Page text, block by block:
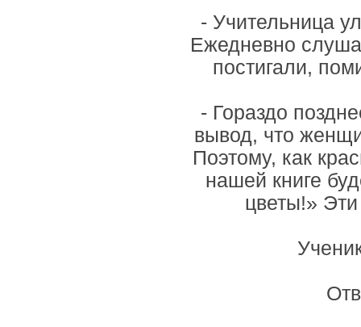
- Учительница
Ежедневно
постигали,
- Гораздо
вывод, что
Поэтому, как
нашей книге
цветы!»